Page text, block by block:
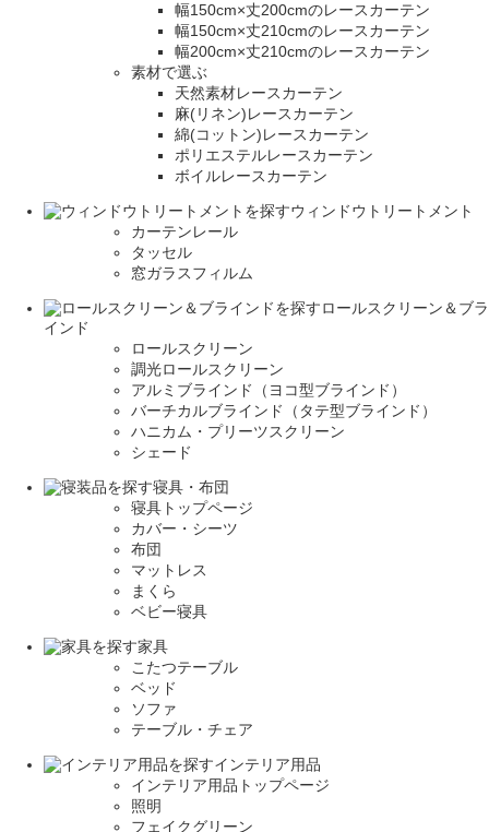
幅150cm×丈200cmのレースカーテン
幅150cm×丈210cmのレースカーテン
幅200cm×丈210cmのレースカーテン
素材で選ぶ
天然素材レースカーテン
麻(リネン)レースカーテン
綿(コットン)レースカーテン
ポリエステルレースカーテン
ボイルレースカーテン
ウィンドウトリートメント
カーテンレール
タッセル
窓ガラスフィルム
ロールスクリーン＆ブラ
インド
ロールスクリーン
調光ロールスクリーン
アルミブラインド（ヨコ型ブラインド）
バーチカルブラインド（タテ型ブラインド）
ハニカム・プリーツスクリーン
シェード
寝具・布団
寝具トップページ
カバー・シーツ
布団
マットレス
まくら
ベビー寝具
家具
こたつテーブル
ベッド
ソファ
テーブル・チェア
インテリア用品
インテリア用品トップページ
照明
フェイクグリーン